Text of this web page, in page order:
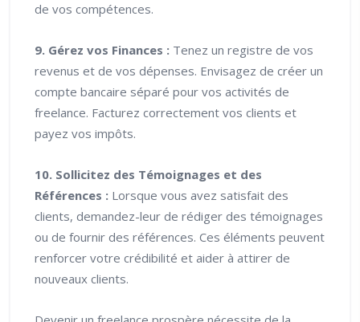
de vos compétences.
9. Gérez vos Finances : Tenez un registre de vos
revenus et de vos dépenses. Envisagez de créer un
compte bancaire séparé pour vos activités de
freelance. Facturez correctement vos clients et
payez vos impôts.
10. Sollicitez des Témoignages et des
Références : Lorsque vous avez satisfait des
clients, demandez-leur de rédiger des témoignages
ou de fournir des références. Ces éléments peuvent
renforcer votre crédibilité et aider à attirer de
nouveaux clients.